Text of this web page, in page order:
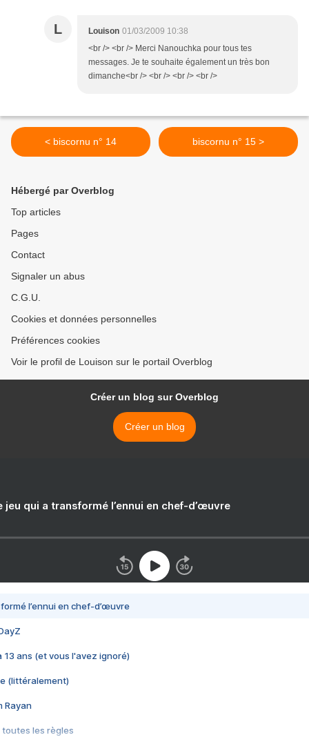
L Louison 01/03/2009 10:38
<br /> <br /> Merci Nanouchka pour tous tes
messages. Je te souhaite également un très bon
dimanche<br /> <br /> <br /> <br />
< biscornu n° 14 biscornu n° 15 >
Hébergé par Overblog
Top articles
Pages
Contact
Signaler un abus
C.G.U.
Cookies et données personnelles
Préférences cookies
Voir le profil de Louison sur le portail Overblog
Créer un blog sur Overblog
Créer un blog
jeu qui a transformé l’ennui en chef-d’œuvre
l’ennui en chef-d’œuvre
13 ans (et vous l'avez ignoré)
(littéralement)
Rayan
toutes les règles